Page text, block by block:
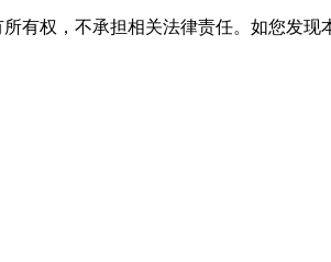
有权，不承担相关法律责任。如您发现